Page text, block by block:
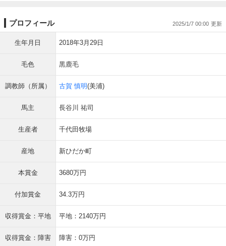
プロフィール 2025/1/7 00:00
生年月日 2018年3月29日
毛色 黒鹿毛
調教師（所属） 古賀 慎明(美浦)
馬主 長谷川 祐司
生産者 千代田牧場
産地 新ひだか町
本賞金 3680万円
付加賞金 34.3万円
収得賞金：平地 平地：2140万円
収得賞金：障害 障害：0万円